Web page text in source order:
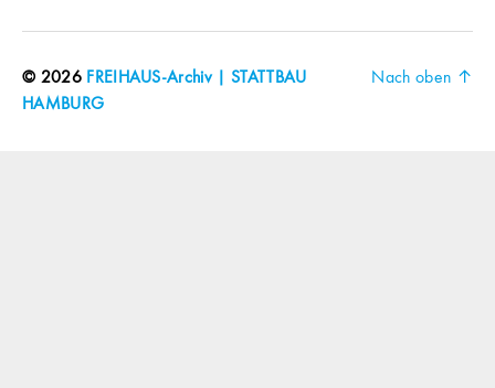
© 2026 FREIHAUS-Archiv | STATTBAU
HAMBURG
Nach oben ↑